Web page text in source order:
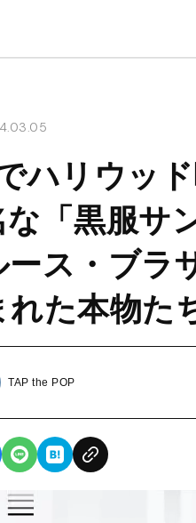
ハリウッ
「黒服サ
ス・ブラ
れた本物た
TAP the POP